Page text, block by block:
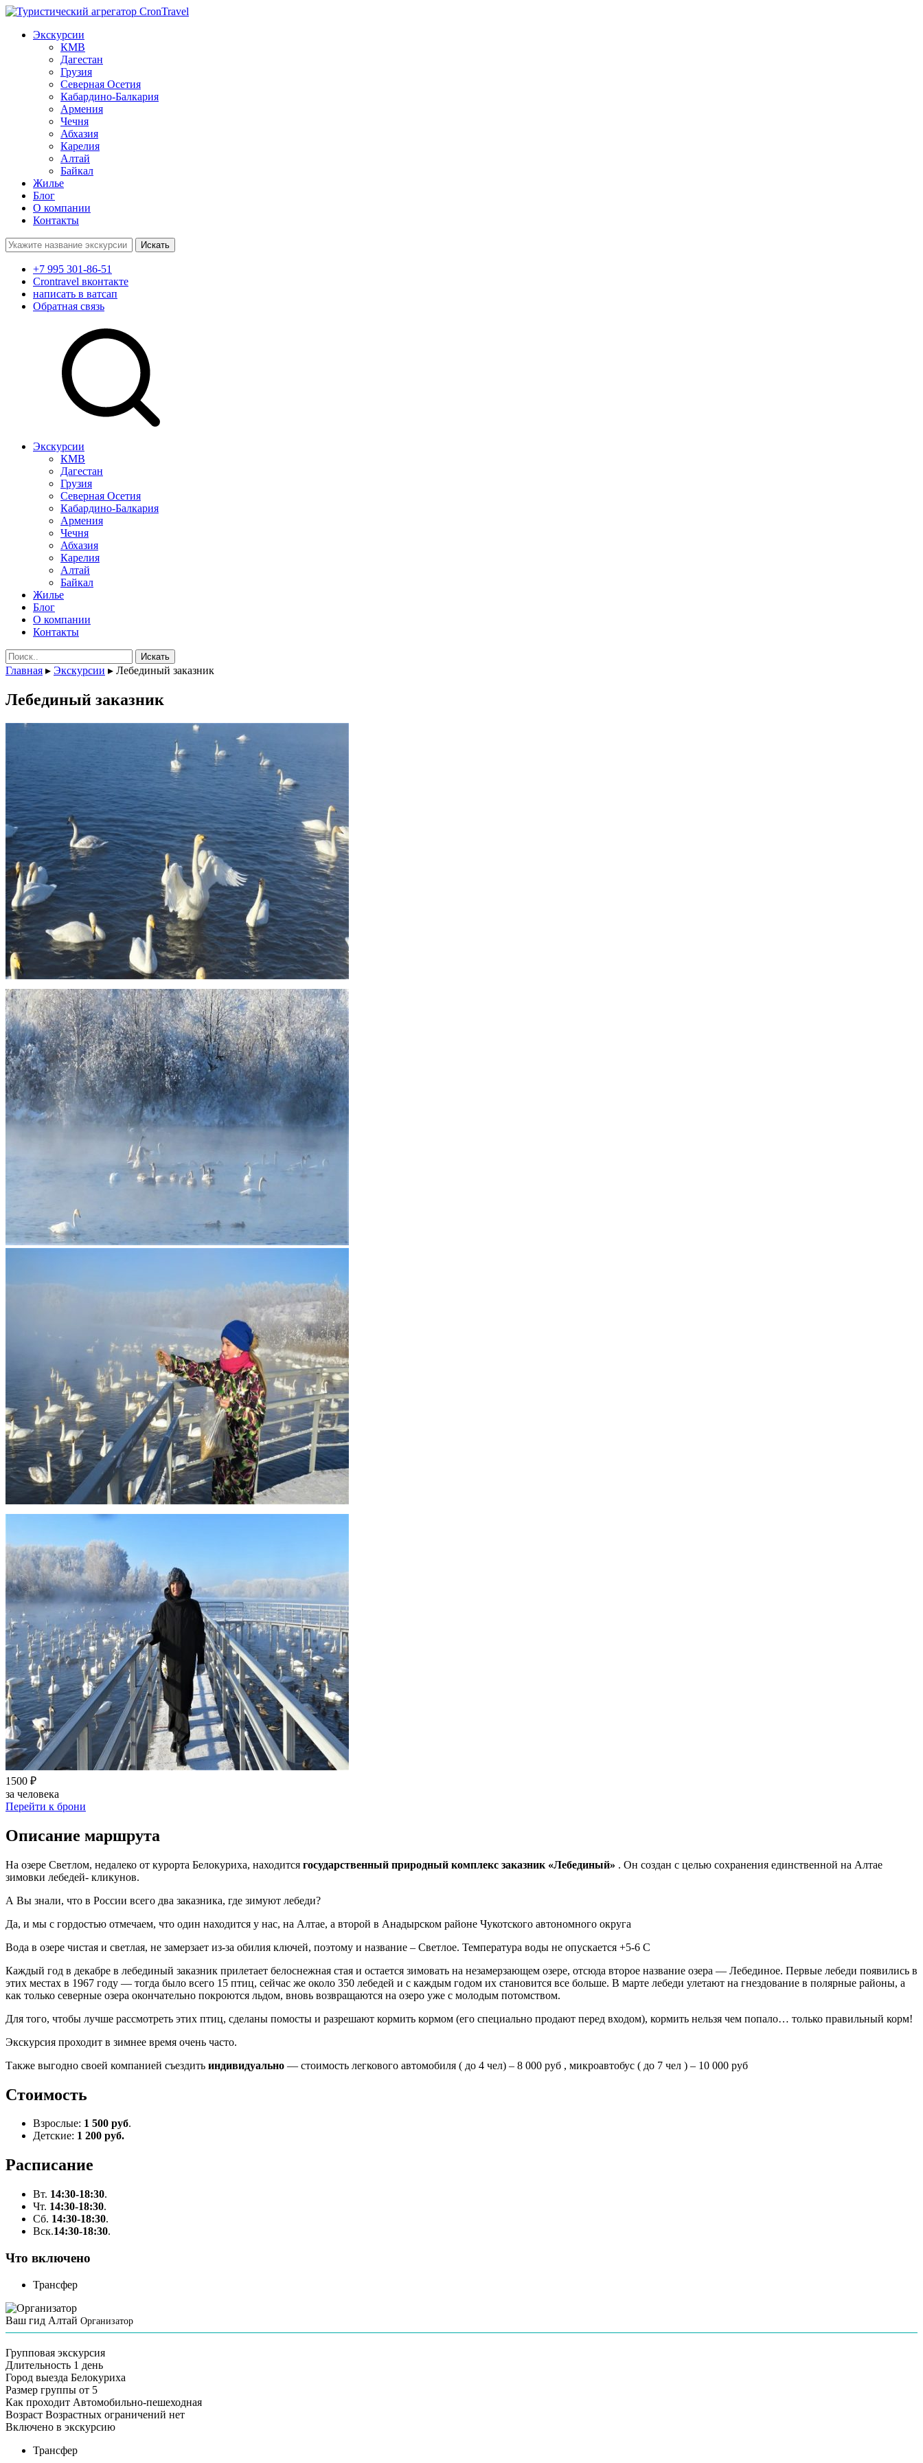
Экскурсии
КМВ
Дагестан
Грузия
Северная Осетия
Кабардино-Балкария
Армения
Чечня
Абхазия
Карелия
Алтай
Байкал
Жилье
Блог
О компании
Контакты
Поиск:
+7 995 301-86-51
Crontravel вконтакте
написать в ватсап
Обратная связь
Экскурсии
КМВ
Дагестан
Грузия
Северная Осетия
Кабардино-Балкария
Армения
Чечня
Абхазия
Карелия
Алтай
Байкал
Жилье
Блог
О компании
Контакты
Поиск:
Главная ▸ Экскурсии ▸ Лебединый заказник
Лебединый заказник
1500 ₽
за человека
Перейти к брони
Описание маршрута
На озере Светлом, недалеко от курорта Белокуриха, находится государственный природный комплекс заказник «Лебединый» . Он создан с целью сохранения единственной на Алтае
зимовки лебедей- кликунов.
А Вы знали, что в России всего два заказника, где зимуют лебеди?
Да, и мы с гордостью отмечаем, что один находится у нас, на Алтае, а второй в Анадырском районе Чукотского автономного округа
Вода в озере чистая и светлая, не замерзает из-за обилия ключей, поэтому и название – Светлое. Температура воды не опускается +5-6 С
Каждый год в декабре в лебединый заказник прилетает белоснежная стая и остается зимовать на незамерзающем озере, отсюда второе название озера — Лебединое. Первые лебеди появились в
этих местах в 1967 году — тогда было всего 15 птиц, сейчас же около 350 лебедей и с каждым годом их становится все больше. В марте лебеди улетают на гнездование в полярные районы, а
как только северные озера окончательно покроются льдом, вновь возвращаются на озеро уже с молодым потомством.
Для того, чтобы лучше рассмотреть этих птиц, сделаны помосты и разрешают кормить кормом (его специально продают перед входом), кормить нельзя чем попало… только правильный корм!
Экскурсия проходит в зимнее время очень часто.
Также выгодно своей компанией съездить индивидуально — стоимость легкового автомобиля ( до 4 чел) – 8 000 руб , микроавтобус ( до 7 чел ) – 10 000 руб
Стоимость
Взрослые: 1 500 руб.
Детские: 1 200 руб.
Расписание
Вт. 14:30-18:30.
Чт. 14:30-18:30.
Сб. 14:30-18:30.
Вск.14:30-18:30.
Что включено
Трансфер
Ваш гид Алтай Организатор
Групповая экскурсия
Длительность 1 день
Город выезда Белокуриха
Размер группы от 5
Как проходит Автомобильно-пешеходная
Возраст Возрастных ограничений нет
Включено в экскурсию
Трансфер